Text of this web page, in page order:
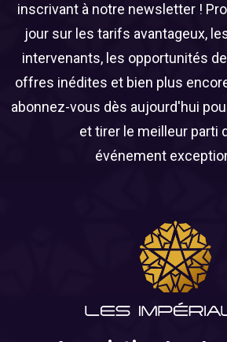
inscrivant à notre newsletter !
jour sur les tarifs avantageux,
intervenants, les opportunités
offres inédites et bien plus
abonnez-vous dès aujourd'hui
et tirer le meilleur parti
événement